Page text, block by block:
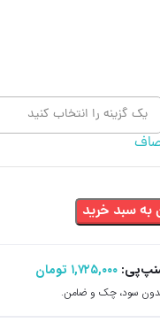
به سبد خرید
۱,۷۲۵,۰۰۰ تومان